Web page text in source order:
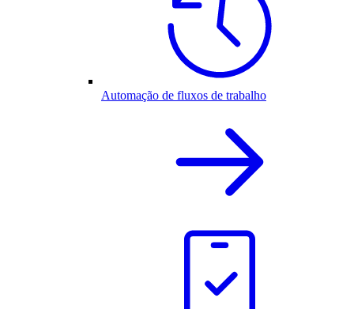
Automação de fluxos de trabalho